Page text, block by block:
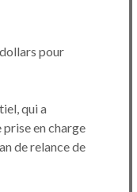
pour
qui a
en charge
de relance de